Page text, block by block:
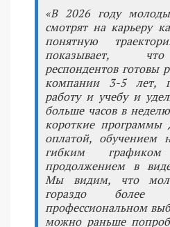
«В 2026 году
смотрят на карьеру
понятную
показывает,
респондентов готовы
компании 3-5 лет,
работу и учебу и
больше часов в
короткие программы
оплатой, обучением
гибким
продолжением в виде
Мы видим, что
гораздо более
профессиональном
можно раньше